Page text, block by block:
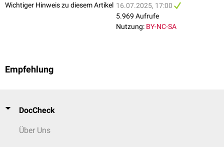
Wichtiger Hinweis zu diesem Artikel 16.07.2025, 17:00
5.969 Aufrufe
Nutzung: BY-NC-SA
Empfehlung
DocCheck
Über Uns